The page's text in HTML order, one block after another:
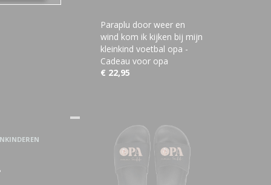
Paraplu door weer en
wind kom ik kijken bij mijn
kleinkind voetbal opa -
Cadeau voor opa
€ 22,95